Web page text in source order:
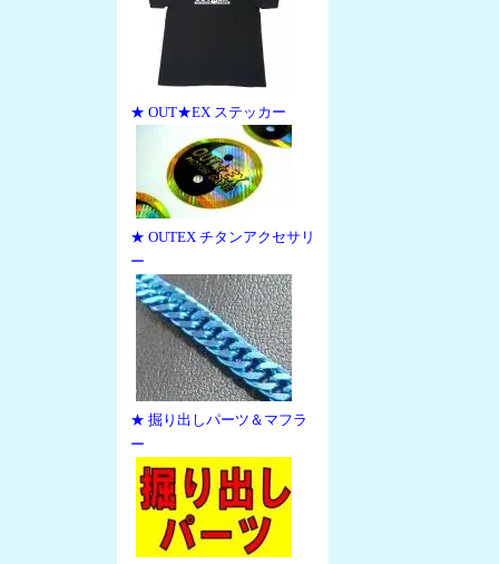
★ OUT★EX ステッカー
★ OUTEX チタンアクセサリ
ー
★ 掘り出しパーツ＆マフラ
ー